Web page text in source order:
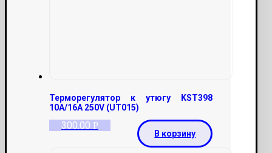
Терморегулятор к утюгу KST398
10A/16А 250V (UT015)
300.00 Р
В корзину